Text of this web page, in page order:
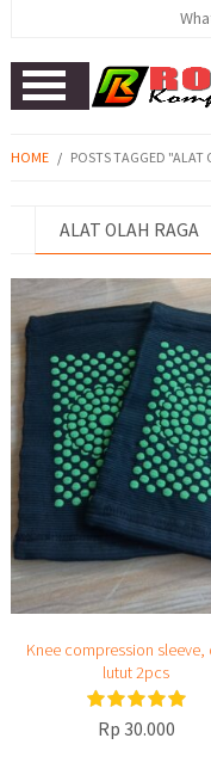
Open
Menu
HOME / POSTS TAGGED "ALAT
ALAT OLAH RAGA
Knee compression sleeve,
lutut 2pcs
Rp 30.000